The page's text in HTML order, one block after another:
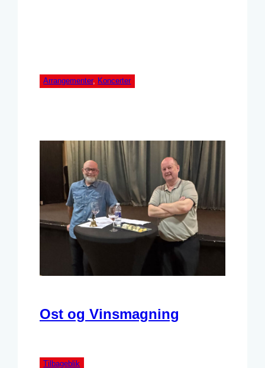
Arrangementer, Koncerter
Ost og Vinsmagning
Tilbageblik